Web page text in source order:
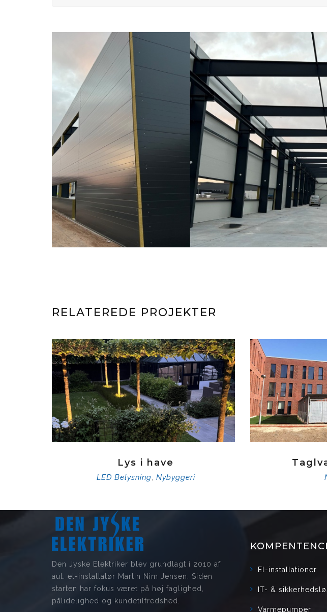
Indlægsnavigation
RELATEREDE PROJEKTER
Lys i have
LED Belysning, Nybyggeri
Den Jyske Elektriker blev grundlagt i 2010 af
aut. el-installatør Martin Nim Jensen. Siden
starten har fokus været på høj faglighed,
pålidelighed og kundetilfredshed.
El-installationer
IT- &
Varmepumper